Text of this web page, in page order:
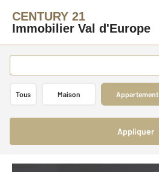
CENTURY 21
Immobilier Val d'Europe
Tous Maison Appartement
Appliquer